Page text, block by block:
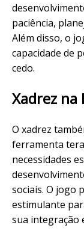
paciência,
Além disso, o
capacidade de
cedo.
Xadrez na
O xadrez
ferramenta
necessidades
sociais. O jogo
estimulante
sua integração